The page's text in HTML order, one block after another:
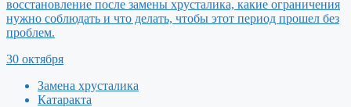
восстановление после замены хрусталика, какие ограничения
нужно соблюдать и что делать, чтобы этот период прошел без
проблем.
30 октября
Замена хрусталика
Катаракта